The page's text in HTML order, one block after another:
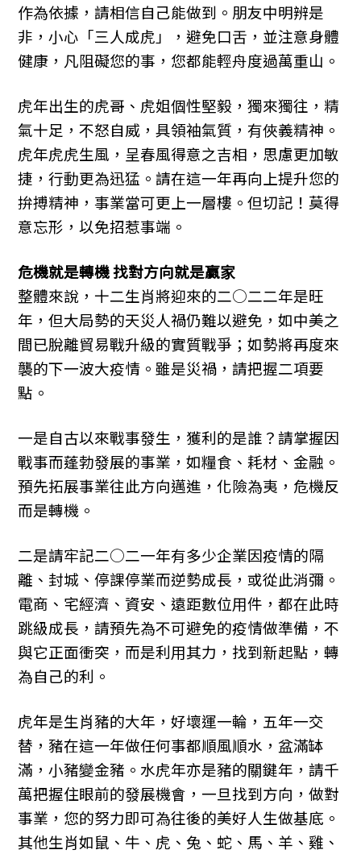
作為依據，請相信自己能做到。朋友中明辨是
非，小心「三人成虎」，避免口舌，並注意身體
健康，凡阻礙您的事，您都能輕舟度過萬重山。
虎年出生的虎哥、虎姐個性堅毅，獨來獨往，精
氣十足，不怒自威，具領袖氣質，有俠義精神。
虎年虎虎生風，呈春風得意之吉相，思慮更加敏
捷，行動更為迅猛。請在這一年再向上提升您的
拚搏精神，事業當可更上一層樓。但切記！莫得
意忘形，以免招惹事端。
危機就是轉機 找對方向就是贏家
整體來說，十二生肖將迎來的二○二二年是旺
年，但大局勢的天災人禍仍難以避免，如中美之
間已脫離貿易戰升級的實質戰爭；如勢將再度來
襲的下一波大疫情。雖是災禍，請把握二項要
點。
一是自古以來戰事發生，獲利的是誰？請掌握因
戰事而蓬勃發展的事業，如糧食、耗材、金融。
預先拓展事業往此方向邁進，化險為夷，危機反
而是轉機。
二是請牢記二○二一年有多少企業因疫情的隔
離、封城、停課停業而逆勢成長，或從此消彌。
電商、宅經濟、資安、遠距數位用件，都在此時
跳級成長，請預先為不可避免的疫情做準備，不
與它正面衝突，而是利用其力，找到新起點，轉
為自己的利。
虎年是生肖豬的大年，好壞運一輪，五年一交
替，豬在這一年做任何事都順風順水，盆滿缽
滿，小豬變金豬。水虎年亦是豬的關鍵年，請千
萬把握住眼前的發展機會，一旦找到方向，做對
事業，您的努力即可為往後的美好人生做基底。
其他生肖如鼠、牛、虎、兔、蛇、馬、羊、雞、